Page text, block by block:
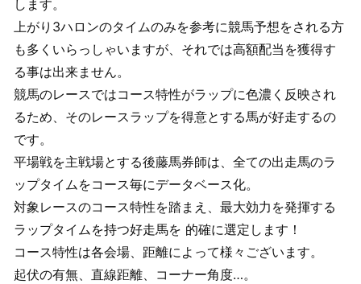
します。
上がり3ハロンのタイムのみを参考に競馬予想をされる方
も多くいらっしゃいますが、それでは高額配当を獲得す
る事は出来ません。
競馬のレースではコース特性がラップに色濃く反映され
るため、そのレースラップを得意とする馬が好走するの
です。
平場戦を主戦場とする後藤馬券師は、全ての出走馬のラ
ップタイムをコース毎にデータベース化。
対象レースのコース特性を踏まえ、最大効力を発揮する
ラップタイムを持つ好走馬を 的確に選定します！
コース特性は各会場、距離によって様々ございます。
起伏の有無、直線距離、コーナー角度…。